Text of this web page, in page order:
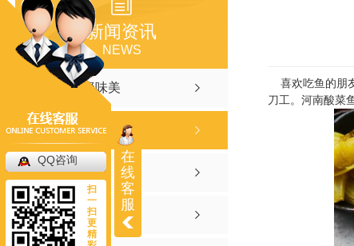
新闻资讯
NEWS
聚焦聚味美
行业资讯
常见问答
时事聚焦
喜欢吃鱼的朋
刀工。 河南酸菜
在
线
客
服
QQ咨询
扫
一
扫
更
精